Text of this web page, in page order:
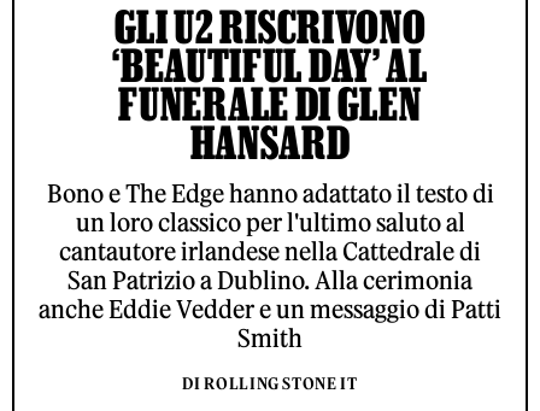
GLI U2 RISCRIVONO
‘BEAUTIFUL DAY’ AL
FUNERALE DI GLEN
HANSARD
Bono e The Edge hanno adattato il testo di
un loro classico per l'ultimo saluto al
cantautore irlandese nella Cattedrale di
San Patrizio a Dublino. Alla cerimonia
anche Eddie Vedder e un messaggio di Patti
Smith
DI ROLLING STONE IT